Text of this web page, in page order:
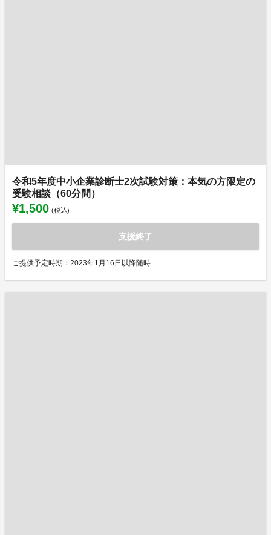
令和5年度中小企業診断士2次試験対策：本気の方限定の
受験相談（60分間）
¥1,500 (税込)
支援終了
ご提供予定時期：2023年1月16日以降随時